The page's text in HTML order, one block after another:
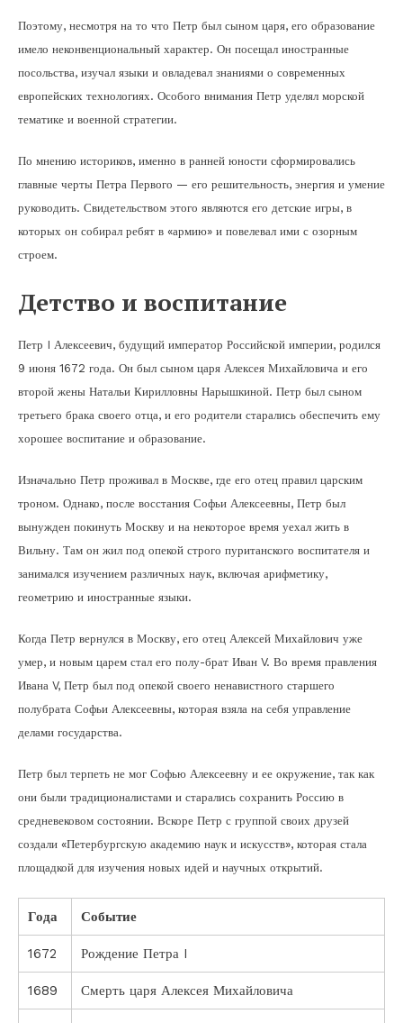
Поэтому, несмотря на то что Петр был сыном царя, его образование
имело неконвенциональный характер. Он посещал иностранные
посольства, изучал языки и овладевал знаниями о современных
европейских технологиях. Особого внимания Петр уделял морской
тематике и военной стратегии.
По мнению историков, именно в ранней юности сформировались
главные черты Петра Первого — его решительность, энергия и умение
руководить. Свидетельством этого являются его детские игры, в
которых он собирал ребят в «армию» и повелевал ими с озорным
строем.
Детство и воспитание
Петр I Алексеевич, будущий император Российской империи, родился
9 июня 1672 года. Он был сыном царя Алексея Михайловича и его
второй жены Натальи Кирилловны Нарышкиной. Петр был сыном
третьего брака своего отца, и его родители старались обеспечить ему
хорошее воспитание и образование.
Изначально Петр проживал в Москве, где его отец правил царским
троном. Однако, после восстания Софьи Алексеевны, Петр был
вынужден покинуть Москву и на некоторое время уехал жить в
Вильну. Там он жил под опекой строго пуританского воспитателя и
занимался изучением различных наук, включая арифметику,
геометрию и иностранные языки.
Когда Петр вернулся в Москву, его отец Алексей Михайлович уже
умер, и новым царем стал его полу-брат Иван V. Во время правления
Ивана V, Петр был под опекой своего ненавистного старшего
полубрата Софьи Алексеевны, которая взяла на себя управление
делами государства.
Петр был терпеть не мог Софью Алексеевну и ее окружение, так как
они были традиционалистами и старались сохранить Россию в
средневековом состоянии. Вскоре Петр с группой своих друзей
создали «Петербургскую академию наук и искусств», которая стала
площадкой для изучения новых идей и научных открытий.
Года Событие
1672 Рождение Петра I
1689 Смерть царя Алексея Михайловича